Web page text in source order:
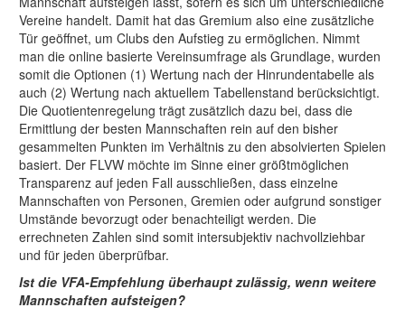
Vereine handelt. Damit hat das Gremium also eine zusätzliche
Tür geöffnet, um Clubs den Aufstieg zu ermöglichen. Nimmt
man die online basierte Vereinsumfrage als Grundlage, wurden
somit die Optionen (1) Wertung nach der Hinrundentabelle als
auch (2) Wertung nach aktuellem Tabellenstand berücksichtigt.
Die Quotientenregelung trägt zusätzlich dazu bei, dass die
Ermittlung der besten Mannschaften rein auf den bisher
gesammelten Punkten im Verhältnis zu den absolvierten Spielen
basiert. Der FLVW möchte im Sinne einer größtmöglichen
Transparenz auf jeden Fall ausschließen, dass einzelne
Mannschaften von Personen, Gremien oder aufgrund sonstiger
Umstände bevorzugt oder benachteiligt werden. Die
errechneten Zahlen sind somit intersubjektiv nachvollziehbar
und für jeden überprüfbar.
Ist die VFA-Empfehlung überhaupt zulässig, wenn weitere
Mannschaften aufsteigen?